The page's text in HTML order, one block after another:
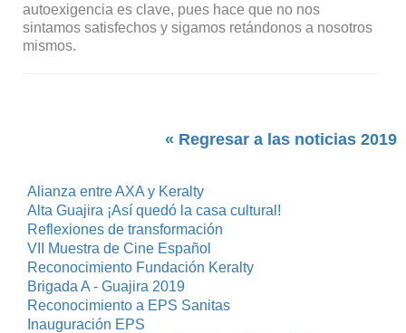
autoexigencia es clave, pues hace que no nos
sintamos satisfechos y sigamos retándonos a nosotros
mismos.
« Regresar a las noticias 2019
Alianza entre AXA y Keralty
Alta Guajira ¡Así quedó la casa cultural!
Reflexiones de transformación
VII Muestra de Cine Español
Reconocimiento Fundación Keralty
Brigada A - Guajira 2019
Reconocimiento a EPS Sanitas
Inauguración EPS